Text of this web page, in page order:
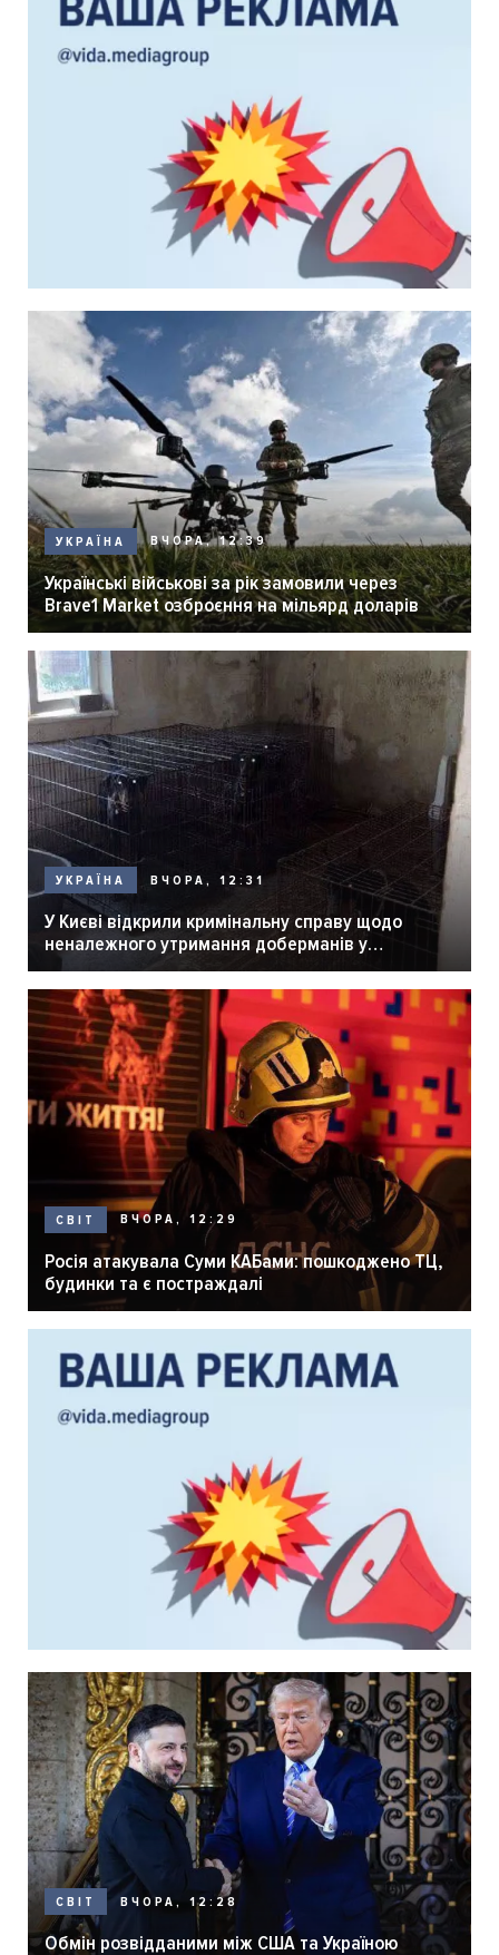
УКРАЇНА ВЧОРА, 12:39
Українські військові за рік замовили через
Brave1 Market озброєння на мільярд доларів
УКРАЇНА ВЧОРА, 12:31
У Києві відкрили кримінальну справу щодо
неналежного утримання доберманів у
розпліднику
СВІТ ВЧОРА, 12:29
Росія атакувала Суми КАБами: пошкоджено ТЦ,
будинки та є постраждалі
СВІТ ВЧОРА, 12:28
Обмін розвідданими між США та Україною